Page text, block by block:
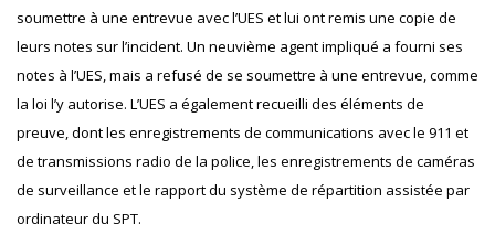
soumettre à une entrevue avec l’UES et lui ont remis une copie de
leurs notes sur l’incident. Un neuvième agent impliqué a fourni ses
notes à l’UES, mais a refusé de se soumettre à une entrevue, comme
la loi l’y autorise. L’UES a également recueilli des éléments de
preuve, dont les enregistrements de communications avec le 911 et
de transmissions radio de la police, les enregistrements de caméras
de surveillance et le rapport du système de répartition assistée par
ordinateur du SPT.